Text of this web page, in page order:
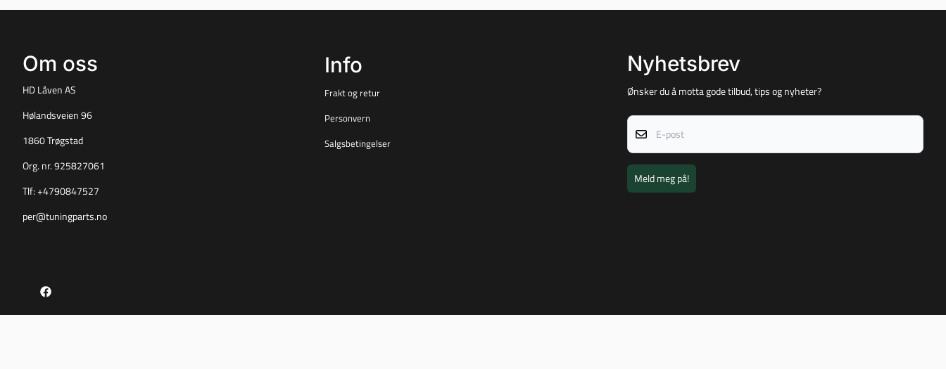
Om oss
HD Låven AS
Hølandsveien 96
1860 Trøgstad
Org. nr. 925827061
Tlf: +4790847527
per@tuningparts.no
Info
Frakt og retur
Personvern
Salgsbetingelser
Nyhetsbrev
Ønsker du å motta gode tilbud, tips og nyheter?
E-post
Meld meg på!